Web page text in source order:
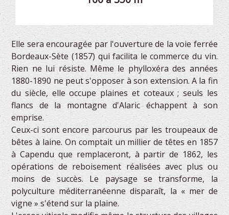
Elle sera encouragée par l'ouverture de la voie ferrée
Bordeaux-Sète (1857) qui facilita le commerce du vin.
Rien ne lui résiste. Même le phylloxéra des années
1880-1890 ne peut s'opposer à son extension. A la fin
du siècle, elle occupe plaines et coteaux ; seuls les
flancs de la montagne d'Alaric échappent à son
emprise.
Ceux-ci sont encore parcourus par les troupeaux de
bêtes à laine. On comptait un millier de têtes en 1857
à Capendu que remplaceront, à partir de 1862, les
opérations de reboisement réalisées avec plus ou
moins de succès. Le paysage se transforme, la
polyculture méditerranéenne disparaît, la « mer de
vigne » s'étend sur la plaine.